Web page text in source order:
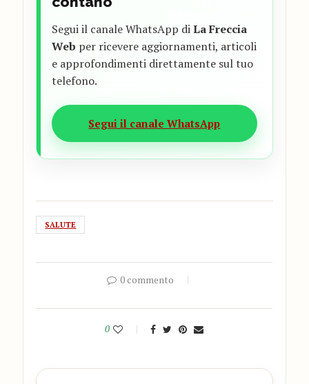
Segui il canale WhatsApp diLa Freccia
Web per ricevere aggiornamenti, articoli
e approfondimenti direttamente sul tuo
telefono.
Segui il canale WhatsApp
SALUTE
0 commento
0